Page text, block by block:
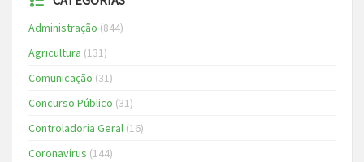
Administração (844)
Agricultura (131)
Comunicação (31)
Concurso Público (31)
Controladoria Geral (16)
Coronavírus (144)